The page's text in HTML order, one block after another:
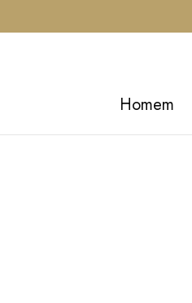
Homem